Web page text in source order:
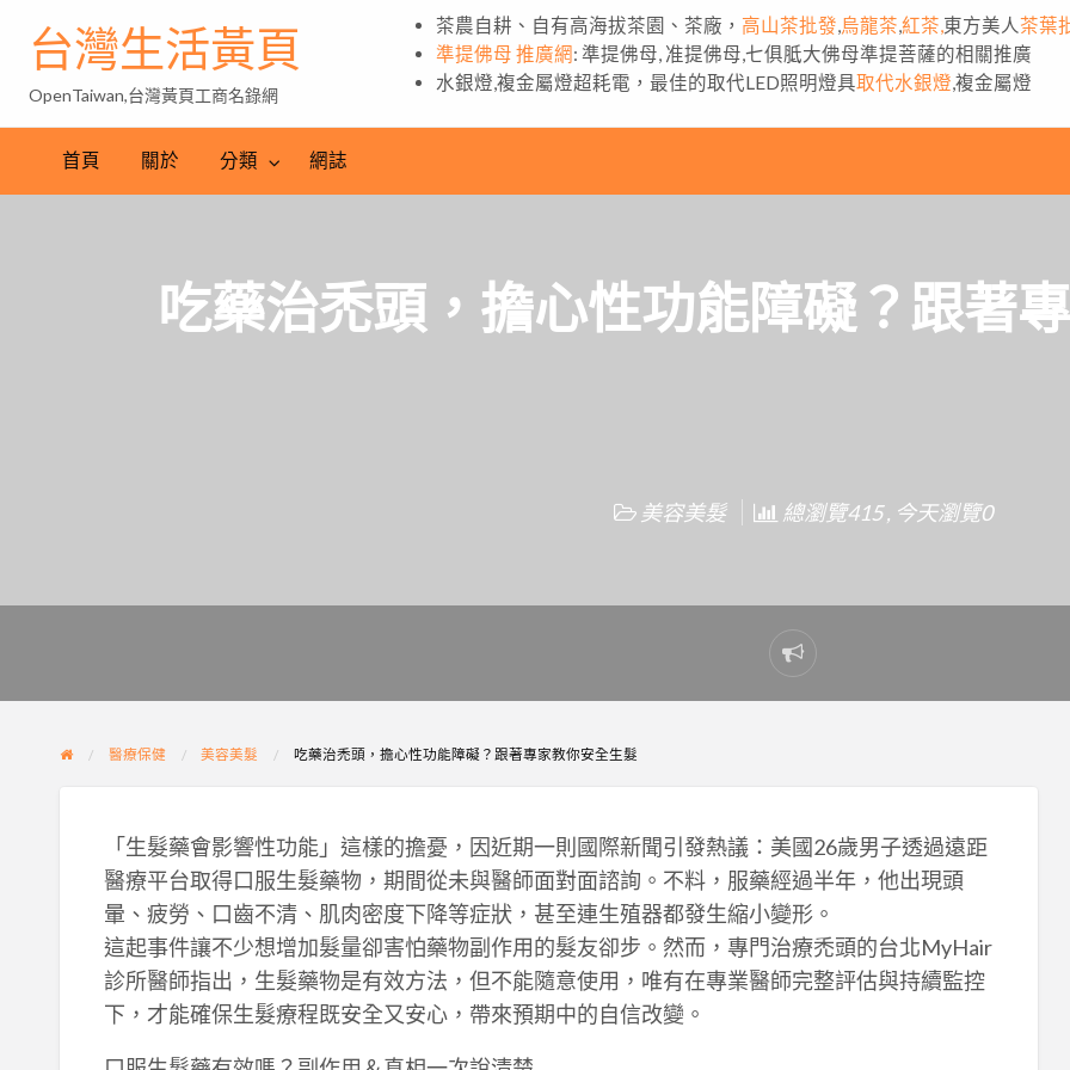
台灣生活黃頁
OpenTaiwan,台灣黃頁工商名錄網
茶農自耕、自有高海拔茶園、茶廠， 高山茶批發 烏龍茶 紅茶, 東方美人 茶葉
準提佛母 推廣網: 準提佛母, 准提佛母,七俱胝大佛母準提菩薩的相關推廣
水銀燈,複金屬燈超耗電，最佳的取代LED照明燈具取代水銀燈 ,複金屬燈
首頁 關於 分類 網誌
吃藥治禿頭，擔心性功能障礙？跟著
美容美髮 總瀏覽415 , 今天瀏覽0
Report
problem
醫療保健 美容美髮 吃藥治禿頭，擔心性功能障礙？跟著專家教你安全生髮
「生髮藥會影響性功能」這樣的擔憂，因近期一則國際新聞引發熱議：美國26歲男子透過遠距
醫療平台取得口服生髮藥物，期間從未與醫師面對面諮詢。不料，服藥經過半年，他出現頭
暈、疲勞、口齒不清、肌肉密度下降等症狀，甚至連生殖器都發生縮小變形。
這起事件讓不少想增加髮量卻害怕藥物副作用的髮友卻步。然而，專門治療禿頭的台北MyHair
診所醫師指出，生髮藥物是有效方法，但不能隨意使用，唯有在專業醫師完整評估與持續監控
下，才能確保生髮療程既安全又安心，帶來預期中的自信改變。